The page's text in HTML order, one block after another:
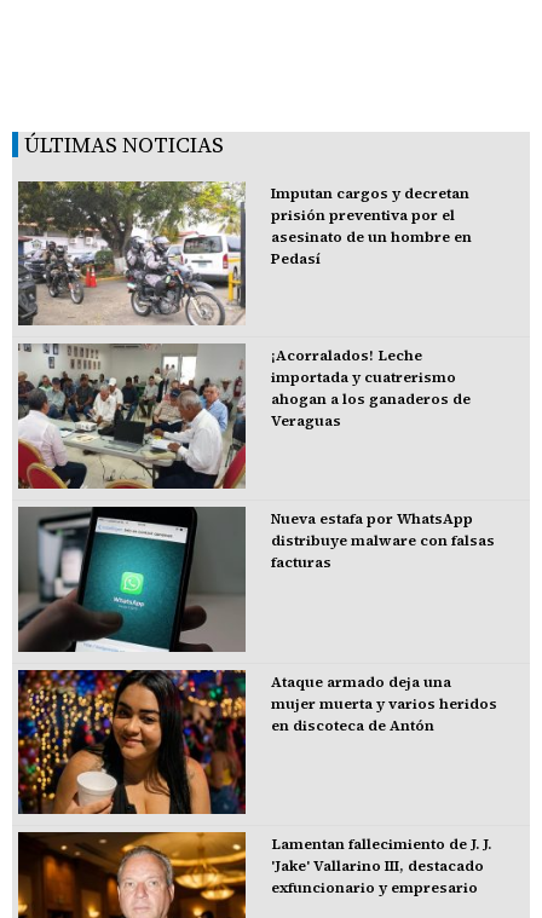
ÚLTIMAS NOTICIAS
Imputan cargos y decretan
prisión preventiva por el
asesinato de un hombre en
Pedasí
¡Acorralados! Leche
importada y cuatrerismo
ahogan a los ganaderos de
Veraguas
Nueva estafa por WhatsApp
distribuye malware con falsas
facturas
Ataque armado deja una
mujer muerta y varios heridos
en discoteca de Antón
Lamentan fallecimiento de J. J.
'Jake' Vallarino III, destacado
exfuncionario y empresario